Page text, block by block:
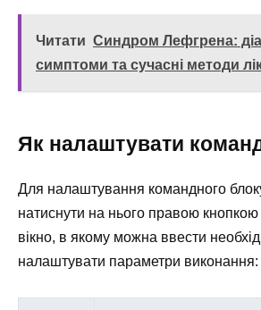
Читати Синдром Лефгрена:
симптоми та сучасні методи
Як налаштувати
Для налаштування командного
натиснути на нього правою кнопкою
вікно, в якому можна ввести
налаштувати параметри виконання: